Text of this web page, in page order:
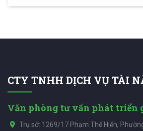
CTY TNHH DỊCH VỤ TÀI
Văn phòng tư vấn phát triển
Trụ sở: 1269/17 Phạm Thế Hiển,